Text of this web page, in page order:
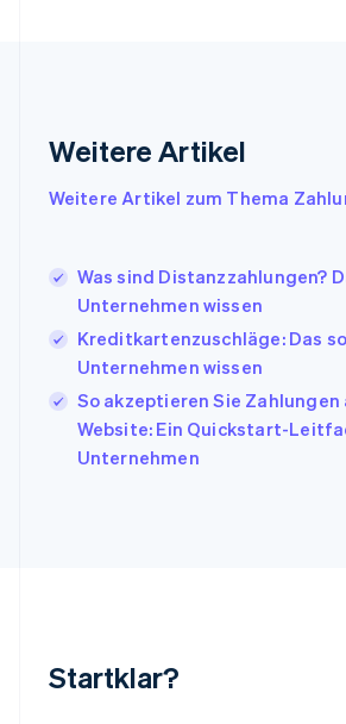
Weitere Artikel
Weitere Artikel zum Thema
Was sind Distanzzahlungen?
Unternehmen wissen
Kreditkartenzuschläge: Das
Unternehmen wissen
So akzeptieren Sie
Website: Ein Quickstart-
Unternehmen
Startklar?
English
English
Japan
日本語 English
Kanada
EnglishFrançais
Kroatien
English Italiano
Lettland
English
Liechtenstein
English